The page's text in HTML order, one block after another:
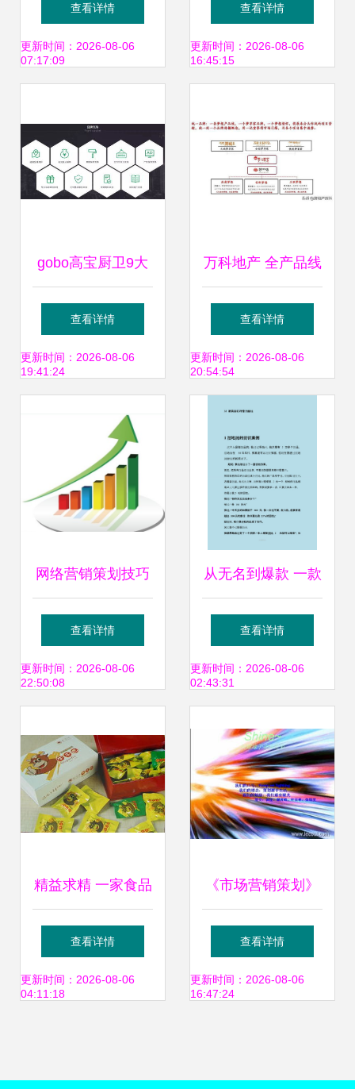
力企业突破增长瓶
查看详情
更新时间：2026-08-06
07:17:09
与营销策划
查看详情
更新时间：2026-08-06
16:45:15
gobo高宝厨卫9大
优势，助力经销商
快速掘金 精准市场
查看详情
更新时间：2026-08-06
19:41:24
万科地产 全产品线
打造与管理实践中
的研发、设计与营
销融合之道
查看详情
更新时间：2026-08-06
20:54:54
网络营销策划技巧
3个你必须掌握的
核心策略
查看详情
更新时间：2026-08-06
22:50:08
从无名到爆款 一款
功能饮料的逆袭之
路（市场营销策划
查看详情
更新时间：2026-08-06
02:43:31
精益求精 一家食品
营销策划公司的市
场营销制胜之道
查看详情
更新时间：2026-08-06
04:11:18
《市场营销策划》
精品课程网站 理论
与实践融合的营销
查看详情
更新时间：2026-08-06
16:47:24